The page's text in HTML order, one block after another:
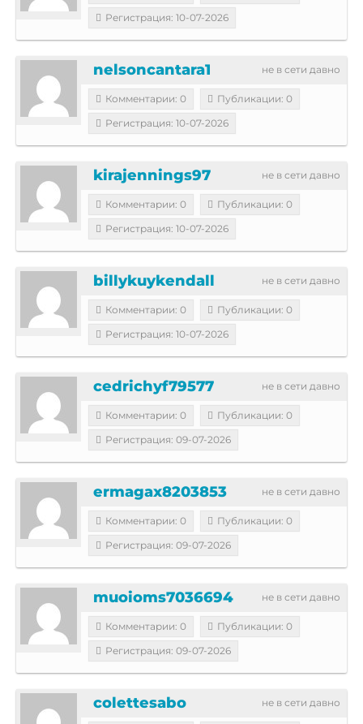
Регистрация: 10-07-2026
не в сети давно
nelsoncantara1
Комментарии: 0
Публикации: 0
Регистрация: 10-07-2026
не в сети давно
kirajennings97
Комментарии: 0
Публикации: 0
Регистрация: 10-07-2026
не в сети давно
billykuykendall
Комментарии: 0
Публикации: 0
Регистрация: 10-07-2026
не в сети давно
cedrichyf79577
Комментарии: 0
Публикации: 0
Регистрация: 09-07-2026
не в сети давно
ermagax8203853
Комментарии: 0
Публикации: 0
Регистрация: 09-07-2026
не в сети давно
muoioms7036694
Комментарии: 0
Публикации: 0
Регистрация: 09-07-2026
не в сети давно
colettesabo